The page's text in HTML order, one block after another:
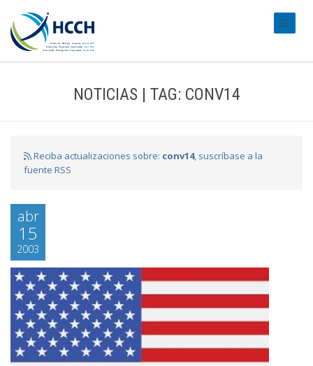
NOTICIAS | TAG: CONV14
Reciba actualizaciones sobre: conv14, suscríbase a la
fuente RSS
abr
15
2003